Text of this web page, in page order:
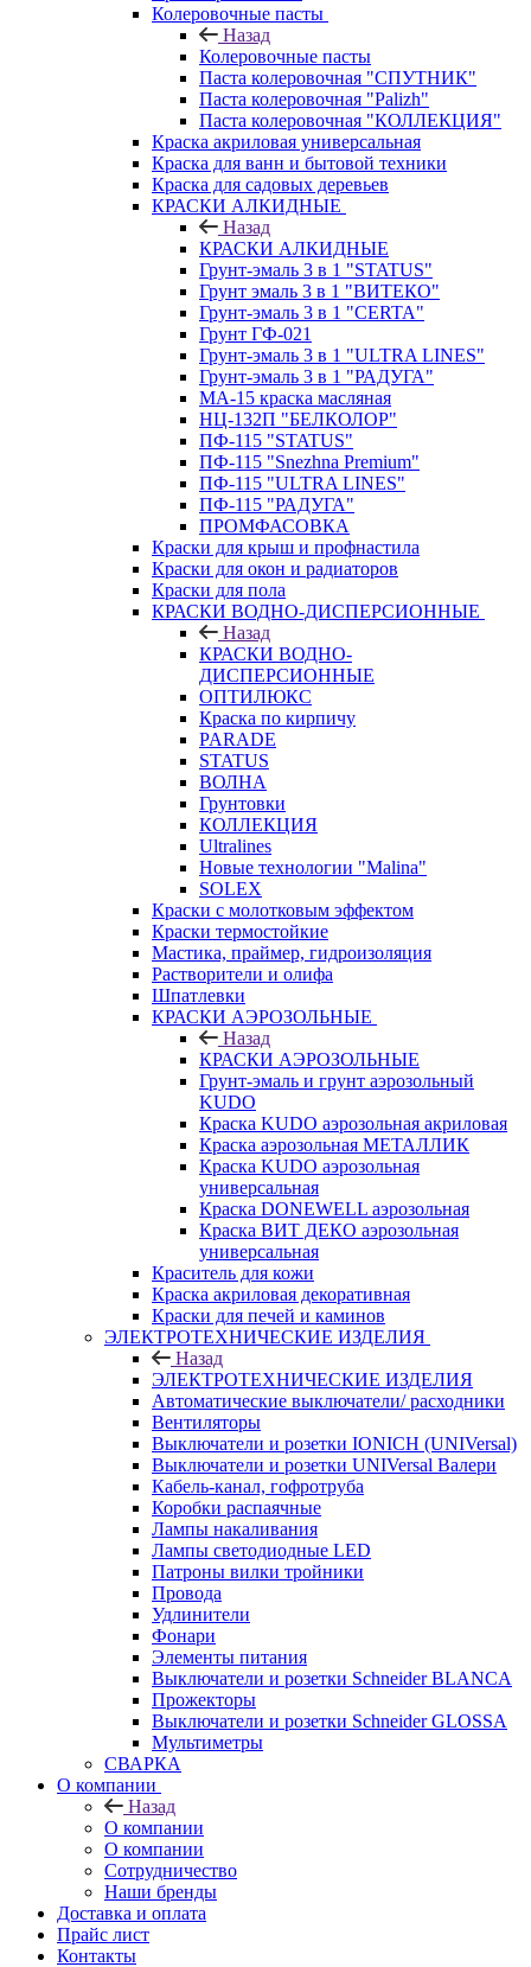
Колеровочные пасты
Назад
Колеровочные пасты
Паста колеровочная "СПУТНИК"
Паста колеровочная "Palizh"
Паста колеровочная "КОЛЛЕКЦИЯ"
Краска акриловая универсальная
Краска для ванн и бытовой техники
Краска для садовых деревьев
КРАСКИ АЛКИДНЫЕ
Назад
КРАСКИ АЛКИДНЫЕ
Грунт-эмаль 3 в 1 "STATUS"
Грунт эмаль 3 в 1 "ВИТЕКО"
Грунт-эмаль 3 в 1 "CERTA"
Грунт ГФ-021
Грунт-эмаль 3 в 1 "ULTRA LINES"
Грунт-эмаль 3 в 1 "РАДУГА"
МА-15 краска масляная
НЦ-132П "БЕЛКОЛОР"
ПФ-115 "STATUS"
ПФ-115 "Snezhna Premium"
ПФ-115 "ULTRA LINES"
ПФ-115 "РАДУГА"
ПРОМФАСОВКА
Краски для крыш и профнастила
Краски для окон и радиаторов
Краски для пола
КРАСКИ ВОДНО-ДИСПЕРСИОННЫЕ
Назад
КРАСКИ ВОДНО-
ДИСПЕРСИОННЫЕ
ОПТИЛЮКС
Краска по кирпичу
PARADE
STATUS
ВОЛНА
Грунтовки
КОЛЛЕКЦИЯ
Ultralines
Новые технологии "Malina"
SOLEX
Краски с молотковым эффектом
Краски термостойкие
Мастика, праймер, гидроизоляция
Растворители и олифа
Шпатлевки
КРАСКИ АЭРОЗОЛЬНЫЕ
Назад
КРАСКИ АЭРОЗОЛЬНЫЕ
Грунт-эмаль и грунт аэрозольный
KUDO
Краска KUDO аэрозольная акриловая
Краска аэрозольная МЕТАЛЛИК
Краска KUDO аэрозольная
универсальная
Краска DONEWELL аэрозольная
Краска ВИТ ДЕКО аэрозольная
универсальная
Краситель для кожи
Краска акриловая декоративная
Краски для печей и каминов
ЭЛЕКТРОТЕХНИЧЕСКИЕ ИЗДЕЛИЯ
Назад
ЭЛЕКТРОТЕХНИЧЕСКИЕ ИЗДЕЛИЯ
Автоматические выключатели/ расходники
Вентиляторы
Выключатели и розетки IONICH (UNIVersal)
Выключатели и розетки UNIVersal Валери
Кабель-канал, гофротруба
Коробки распаячные
Лампы накаливания
Лампы светодиодные LED
Патроны вилки тройники
Провода
Удлинители
Фонари
Элементы питания
Выключатели и розетки Schneider BLANCA
Прожекторы
Выключатели и розетки Schneider GLOSSA
Мультиметры
СВАРКА
О компании
Назад
О компании
О компании
Сотрудничество
Наши бренды
Доставка и оплата
Прайс лист
Контакты